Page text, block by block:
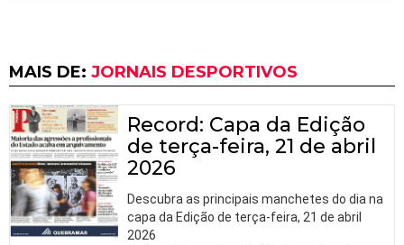
MAIS DE: JORNAIS DESPORTIVOS
Record: Capa da Edição
de terça-feira, 21 de abril
2026
Descubra as principais manchetes do dia na
capa da Edição de terça-feira, 21 de abril
2026